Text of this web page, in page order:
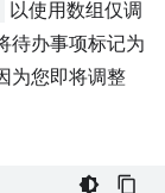
以使用数组仅调
待办事项标记为
为您即将调整